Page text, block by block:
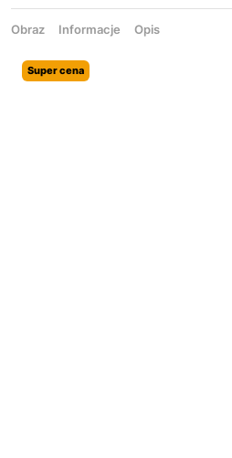
Obraz Informacje Opis
Super cena